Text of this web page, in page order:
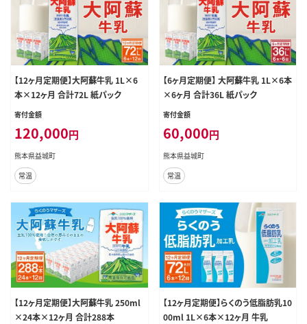
【12ヶ月定期便】大阿蘇牛乳 1L×6
本×12ヶ月 合計72L 紙パック
寄付金額
120,000円
熊本県益城町
常温
【6ヶ月定期便】 大阿蘇牛乳 1L×6本
×6ヶ月 合計36L 紙パック
寄付金額
60,000円
熊本県益城町
常温
【12ヶ月定期便】大阿蘇牛乳 250ml
×24本×12ヶ月 合計288本
【12ヶ月定期便】らくのう低脂肪乳10
00ml 1L×6本×12ヶ月 牛乳